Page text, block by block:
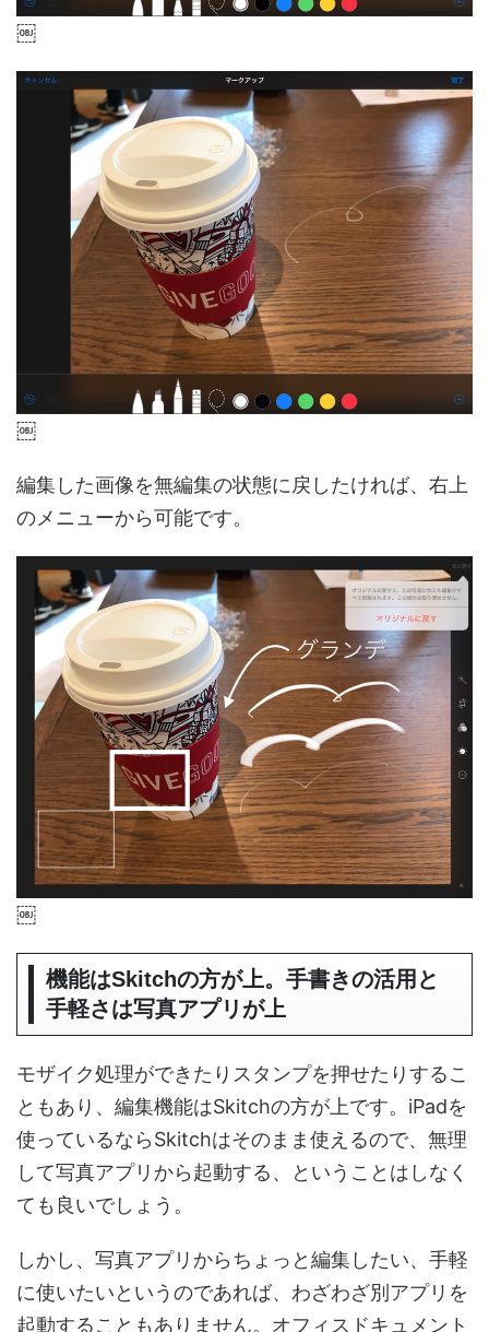
￼
￼
編集した画像を無編集の状態に戻したければ、右上
のメニューから可能です。
￼
機能はSkitchの方が上。手書きの活用と
手軽さは写真アプリが上
モザイク処理ができたりスタンプを押せたりするこ
ともあり、編集機能はSkitchの方が上です。iPadを
使っているならSkitchはそのまま使えるので、無理
して写真アプリから起動する、ということはしなく
ても良いでしょう。
しかし、写真アプリからちょっと編集したい、手軽
に使いたいというのであれば、わざわざ別アプリを
起動することもありません。オフィスドキュメント